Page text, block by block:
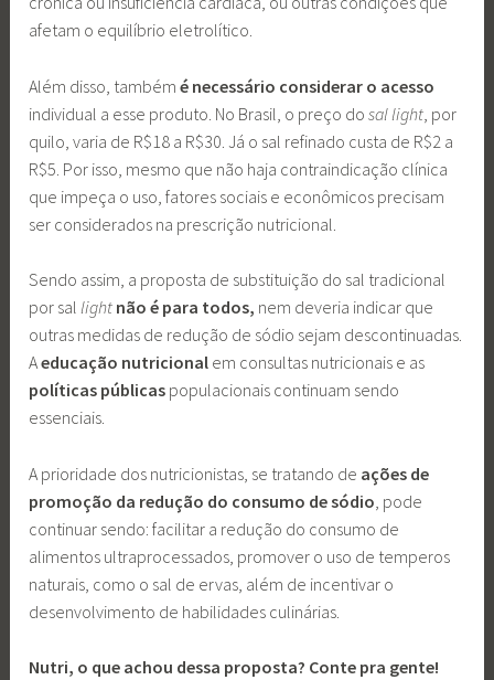
afetam o equilíbrio eletrolítico.
Além disso, tambémé necessário considerar o acesso
individual a esse produto. No Brasil, o preço dosal light , por
quilo, varia de R$18 a R$30. Já o sal refinado custa de R$2 a
R$5. Por isso, mesmo que não haja contraindicação clínica
que impeça o uso, fatores sociais e econômicos precisam
ser considerados na prescrição nutricional.
Sendo assim, a proposta de substituição do sal tradicional
por sal light não é para todos, nem deveria indicar que
outras medidas de redução de sódio sejam descontinuadas.
Aeducação nutricional em consultas nutricionais e as
políticas públicas populacionais continuam sendo
essenciais.
A prioridade dos nutricionistas, se tratando de ações de
promoção da redução do consumo de sódio , pode
continuar sendo: facilitar a redução do consumo de
alimentos ultraprocessados, promover o uso de temperos
naturais, como o sal de ervas, além de incentivar o
desenvolvimento de habilidades culinárias.
Nutri, o que achou dessa proposta? Conte pra gente!